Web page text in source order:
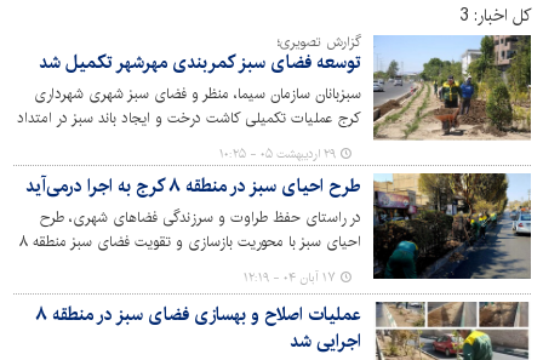
کل اخبار: 3
گزارش تصویری؛
توسعه فضای سبز کمربندی مهرشهر تکمیل شد
سبزبانان سازمان سیما، منظر و فضای سبز شهری شهرداری
کرج عملیات تکمیلی کاشت درخت و ایجاد باند سبز در امتداد
پروژه کمربندی مهرشهر با کاشت گونه‌های گیاهی سازگار با
شرایط اقلیمی نیمه‌خشک منطقه و مقاوم به کم آبی تکمیل
کردند.
۲۹ اردیبهشت ۰۵ - ۱۰:۲۵
طرح احیای سبز در منطقه ۸ کرج به اجرا درمی‌آید
در راستای حفظ طراوت و سرزندگی فضاهای شهری، طرح
احیای سبز با محوریت بازسازی و تقویت فضای سبز منطقه ۸
شهرداری کرج در حال اجراست.
۱۷ آبان ۰۴ - ۱۲:۱۹
عملیات اصلاح و بهسازی فضای سبز در منطقه ۸
اجرایی شد